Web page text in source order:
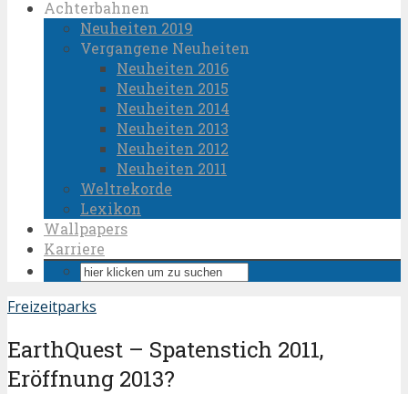
Achterbahnen
Neuheiten 2019
Vergangene Neuheiten
Neuheiten 2016
Neuheiten 2015
Neuheiten 2014
Neuheiten 2013
Neuheiten 2012
Neuheiten 2011
Weltrekorde
Lexikon
Wallpapers
Karriere
Freizeitparks
EarthQuest – Spatenstich 2011,
Eröffnung 2013?